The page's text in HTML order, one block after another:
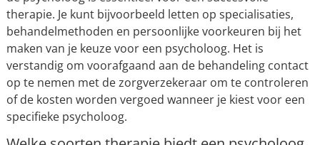
therapie. Je kunt bijvoorbeeld letten op specialisaties,
behandelmethoden en persoonlijke voorkeuren bij het
maken van je keuze voor een psycholoog. Het is
verstandig om voorafgaand aan de behandeling contact
op te nemen met de zorgverzekeraar om te controleren
of de kosten worden vergoed wanneer je kiest voor een
specifieke psycholoog.